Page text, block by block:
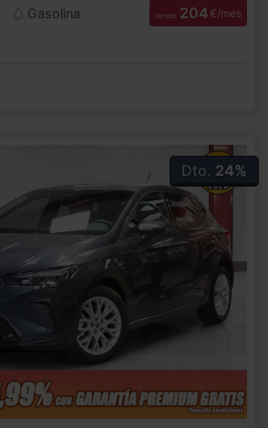
Gasolina
desde 204€/mes
Dto. 24%